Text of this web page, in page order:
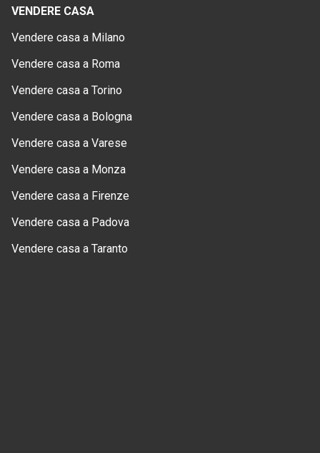
VENDERE CASA
Vendere casa a Milano
Vendere casa a Roma
Vendere casa a Torino
Vendere casa a Bologna
Vendere casa a Varese
Vendere casa a Monza
Vendere casa a Firenze
Vendere casa a Padova
Vendere casa a Taranto